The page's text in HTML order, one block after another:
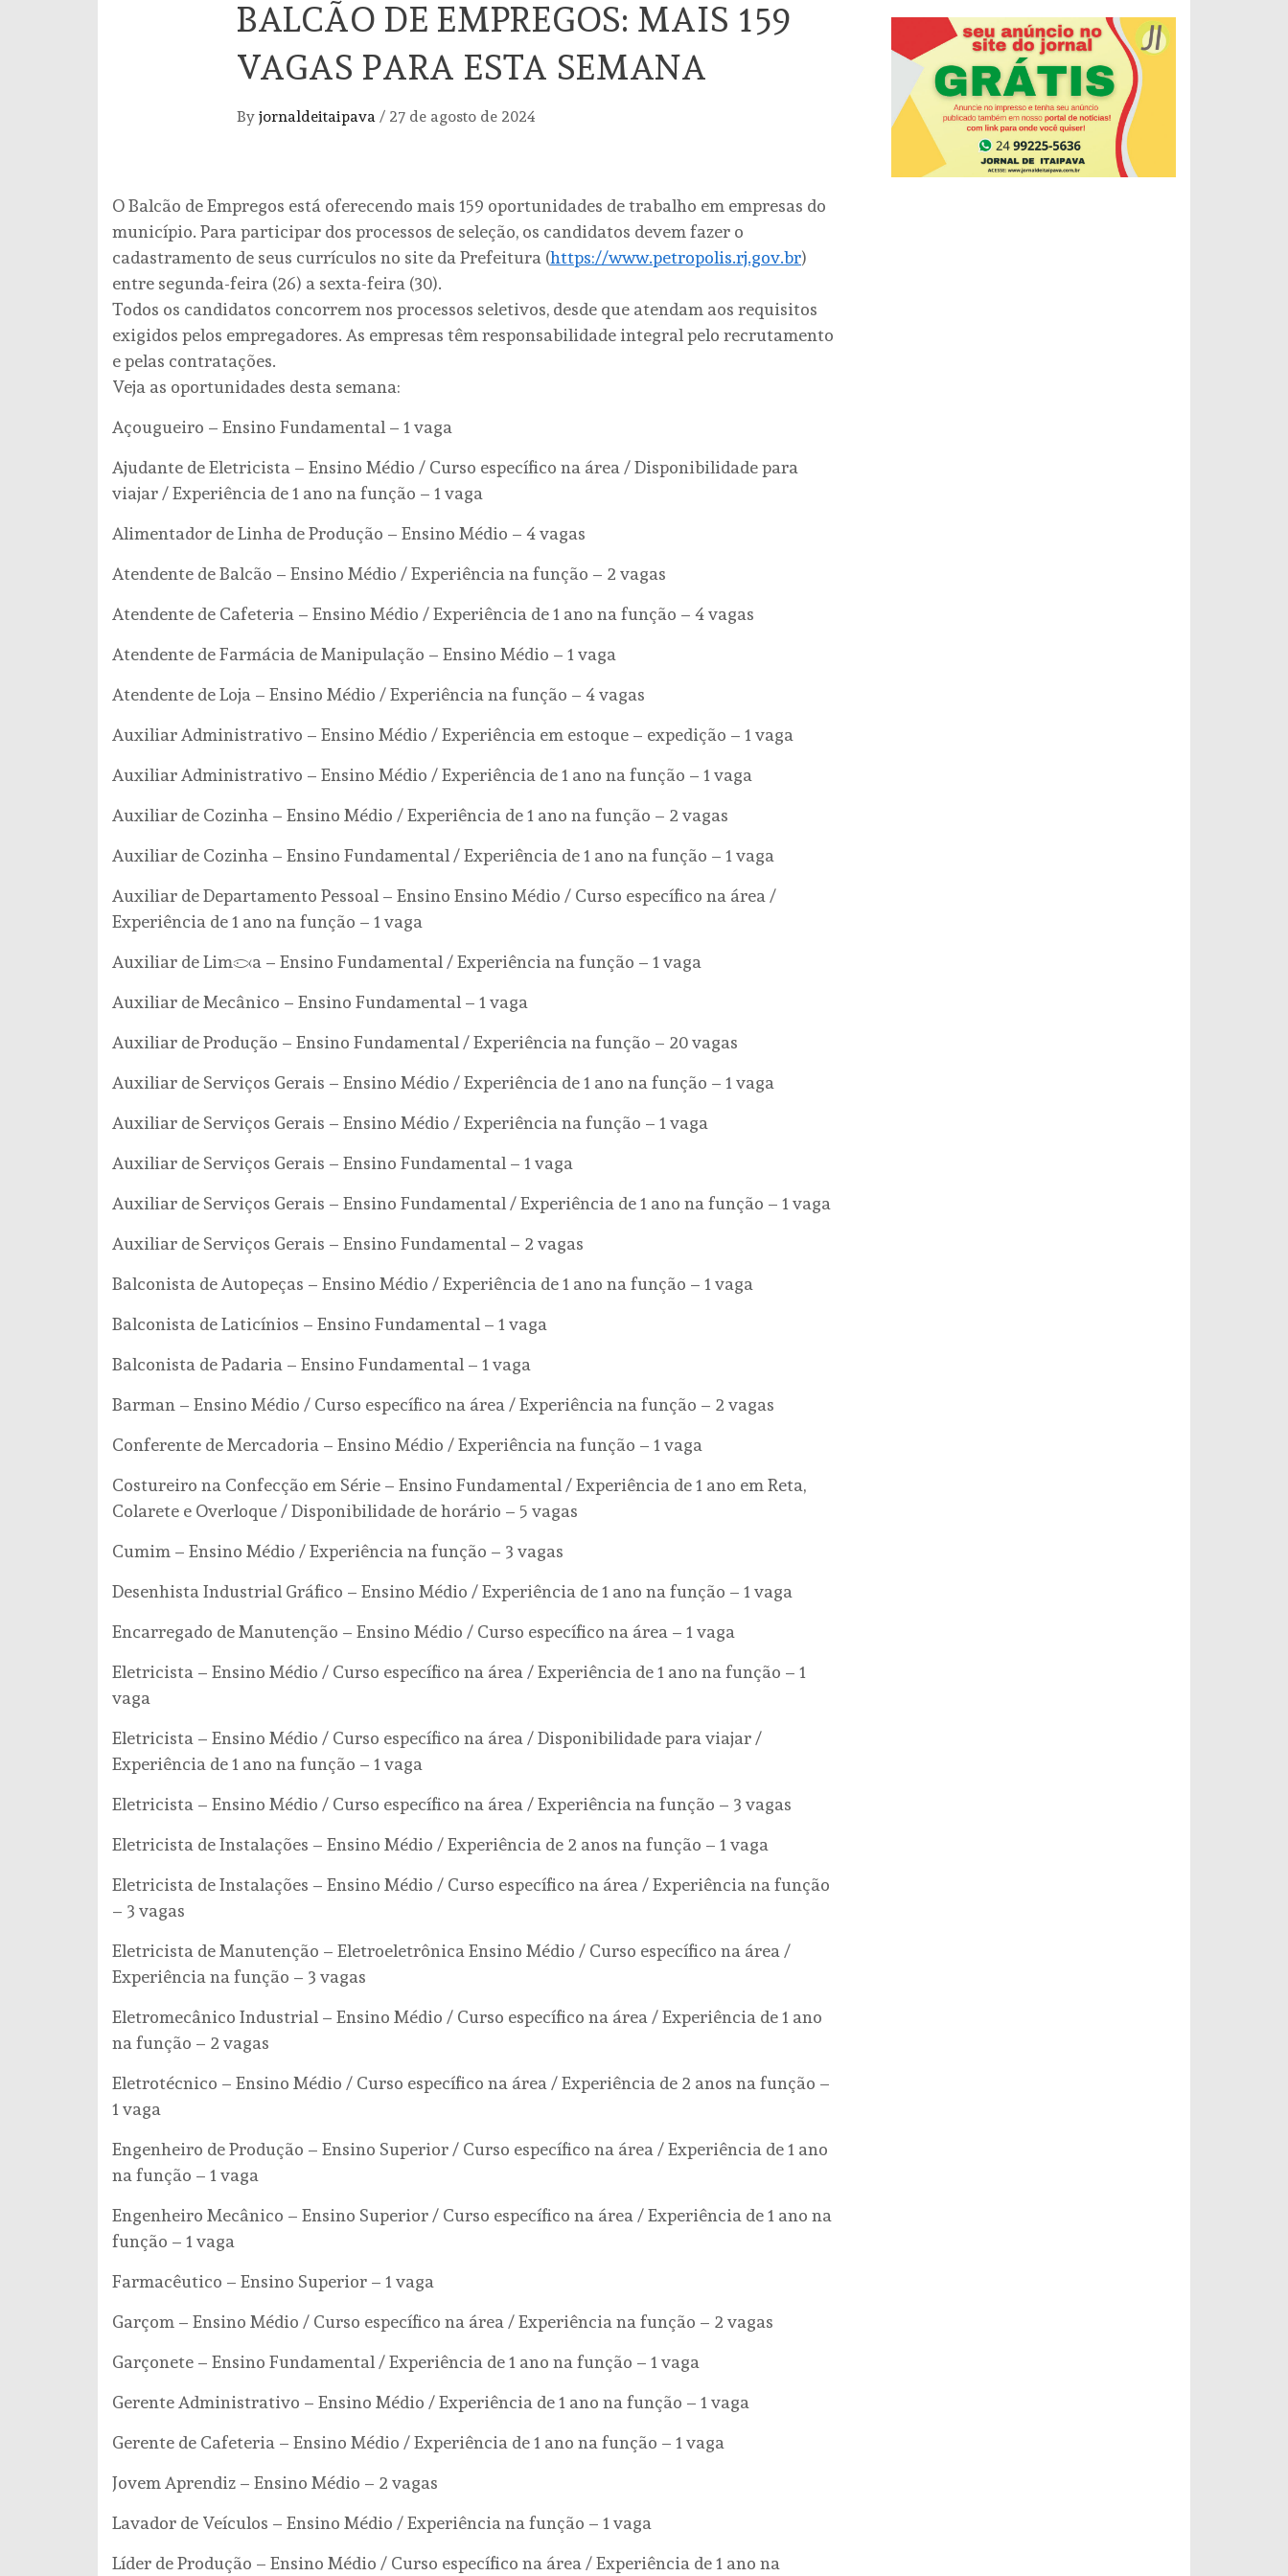
BALCÃO DE EMPREGOS: MAIS 159
VAGAS PARA ESTA SEMANA
By jornaldeitaipava / 27 de agosto de 2024
O Balcão de Empregos está oferecendo mais 159 oportunidades de trabalho em empresas do
município. Para participar dos processos de seleção, os candidatos devem fazer o
cadastramento de seus currículos no site da Prefeitura (https://www.petropolis.rj.gov.br)
entre segunda-feira (26) a sexta-feira (30).
Todos os candidatos concorrem nos processos seletivos, desde que atendam aos requisitos
exigidos pelos empregadores. As empresas têm responsabilidade integral pelo recrutamento
e pelas contratações.
Veja as oportunidades desta semana:
Açougueiro – Ensino Fundamental – 1 vaga
Ajudante de Eletricista – Ensino Médio / Curso específico na área / Disponibilidade para
viajar / Experiência de 1 ano na função – 1 vaga
Alimentador de Linha de Produção – Ensino Médio – 4 vagas
Atendente de Balcão – Ensino Médio / Experiência na função – 2 vagas
Atendente de Cafeteria – Ensino Médio / Experiência de 1 ano na função – 4 vagas
Atendente de Farmácia de Manipulação – Ensino Médio – 1 vaga
Atendente de Loja – Ensino Médio / Experiência na função – 4 vagas
Auxiliar Administrativo – Ensino Médio / Experiência em estoque – expedição – 1 vaga
Auxiliar Administrativo – Ensino Médio / Experiência de 1 ano na função – 1 vaga
Auxiliar de Cozinha – Ensino Médio / Experiência de 1 ano na função – 2 vagas
Auxiliar de Cozinha – Ensino Fundamental / Experiência de 1 ano na função – 1 vaga
Auxiliar de Departamento Pessoal – Ensino Ensino Médio / Curso específico na área /
Experiência de 1 ano na função – 1 vaga
Auxiliar de Limpeza – Ensino Fundamental / Experiência na função – 1 vaga
Auxiliar de Mecânico – Ensino Fundamental – 1 vaga
Auxiliar de Produção – Ensino Fundamental / Experiência na função – 20 vagas
Auxiliar de Serviços Gerais – Ensino Médio / Experiência de 1 ano na função – 1 vaga
Auxiliar de Serviços Gerais – Ensino Médio / Experiência na função – 1 vaga
Auxiliar de Serviços Gerais – Ensino Fundamental – 1 vaga
Auxiliar de Serviços Gerais – Ensino Fundamental / Experiência de 1 ano na função – 1 vaga
Auxiliar de Serviços Gerais – Ensino Fundamental – 2 vagas
Balconista de Autopeças – Ensino Médio / Experiência de 1 ano na função – 1 vaga
Balconista de Laticínios – Ensino Fundamental – 1 vaga
Balconista de Padaria – Ensino Fundamental – 1 vaga
Barman – Ensino Médio / Curso específico na área / Experiência na função – 2 vagas
Conferente de Mercadoria – Ensino Médio / Experiência na função – 1 vaga
Costureiro na Confecção em Série – Ensino Fundamental / Experiência de 1 ano em Reta,
Colarete e Overloque / Disponibilidade de horário – 5 vagas
Cumim – Ensino Médio / Experiência na função – 3 vagas
Desenhista Industrial Gráfico – Ensino Médio / Experiência de 1 ano na função – 1 vaga
Encarregado de Manutenção – Ensino Médio / Curso específico na área – 1 vaga
Eletricista – Ensino Médio / Curso específico na área / Experiência de 1 ano na função – 1
vaga
Eletricista – Ensino Médio / Curso específico na área / Disponibilidade para viajar /
Experiência de 1 ano na função – 1 vaga
Eletricista – Ensino Médio / Curso específico na área / Experiência na função – 3 vagas
Eletricista de Instalações – Ensino Médio / Experiência de 2 anos na função – 1 vaga
Eletricista de Instalações – Ensino Médio / Curso específico na área / Experiência na função
– 3 vagas
Eletricista de Manutenção – Eletroeletrônica Ensino Médio / Curso específico na área /
Experiência na função – 3 vagas
Eletromecânico Industrial – Ensino Médio / Curso específico na área / Experiência de 1 ano
na função – 2 vagas
Eletrotécnico – Ensino Médio / Curso específico na área / Experiência de 2 anos na função –
1 vaga
Engenheiro de Produção – Ensino Superior / Curso específico na área / Experiência de 1 ano
na função – 1 vaga
Engenheiro Mecânico – Ensino Superior / Curso específico na área / Experiência de 1 ano na
função – 1 vaga
Farmacêutico – Ensino Superior – 1 vaga
Garçom – Ensino Médio / Curso específico na área / Experiência na função – 2 vagas
Garçonete – Ensino Fundamental / Experiência de 1 ano na função – 1 vaga
Gerente Administrativo – Ensino Médio / Experiência de 1 ano na função – 1 vaga
Gerente de Cafeteria – Ensino Médio / Experiência de 1 ano na função – 1 vaga
Jovem Aprendiz – Ensino Médio – 2 vagas
Lavador de Veículos – Ensino Médio / Experiência na função – 1 vaga
Líder de Produção – Ensino Médio / Curso específico na área / Experiência de 1 ano na